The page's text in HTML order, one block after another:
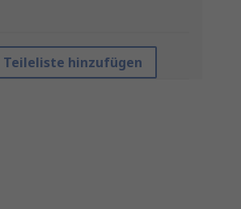
Teileliste hinzufügen